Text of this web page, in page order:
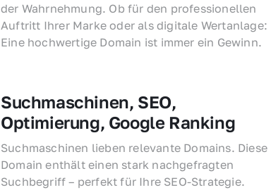
der Wahrnehmung. Ob für den professionellen
Auftritt Ihrer Marke oder als digitale Wertanlage:
Eine hochwertige Domain ist immer ein Gewinn.
Suchmaschinen, SEO,
Optimierung, Google Ranking
Suchmaschinen lieben relevante Domains. Diese
Domain enthält einen stark nachgefragten
Suchbegriff – perfekt für Ihre SEO-Strategie.